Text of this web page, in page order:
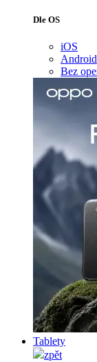
Dle OS
iOS
Android
Bez
Tablety
zpět